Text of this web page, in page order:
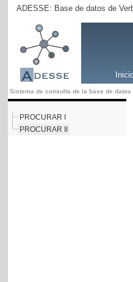
ADESSE: Base de datos de
Sistema de consulta de la base de datos
PROCURAR I
PROCURAR II